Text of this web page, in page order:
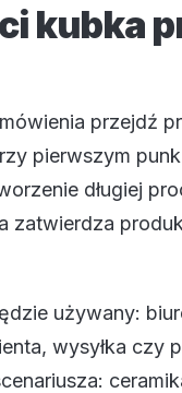
kubka
przejdź
pierwszym
długiej
zatwierdza
używany:
wysyłka czy